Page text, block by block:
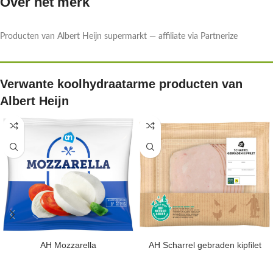
Producten van Albert Heijn supermarkt — affiliate via Partnerize
Verwante koolhydraatarme producten van
Albert Heijn
AH Mozzarella AH Scharrel gebraden kipfilet